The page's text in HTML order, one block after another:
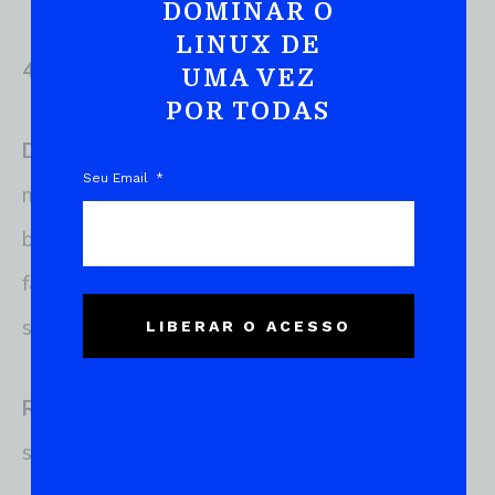
4.1. Ubuntu
Descrição:
mais populares e amigáveis para iniciantes,
baseada no Debian. É conhecida por sua
facilidade de uso e ampla comunidade de
suporte.
Recomendação:
servidores, e ambientes de desenvolvimento.
DOMINAR O
LINUX DE
UMA VEZ
POR TODAS
Seu Email
LIBERAR O ACESSO